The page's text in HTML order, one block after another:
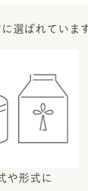
選ばれていま
や形式に